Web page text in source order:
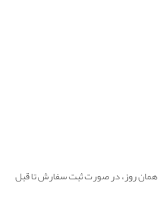
ارسال سفارش بین ساعات ۱۶:۳۰ تا ۲۲ همان روز، در صورت ثبت سفارش تا قبل